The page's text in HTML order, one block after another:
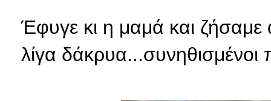
Έφυγε κι η μαμά και ζήσαμε
λίγα δάκρυα...συνηθισμένοι